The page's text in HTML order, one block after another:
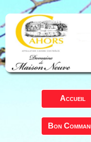
Accueil
Bon